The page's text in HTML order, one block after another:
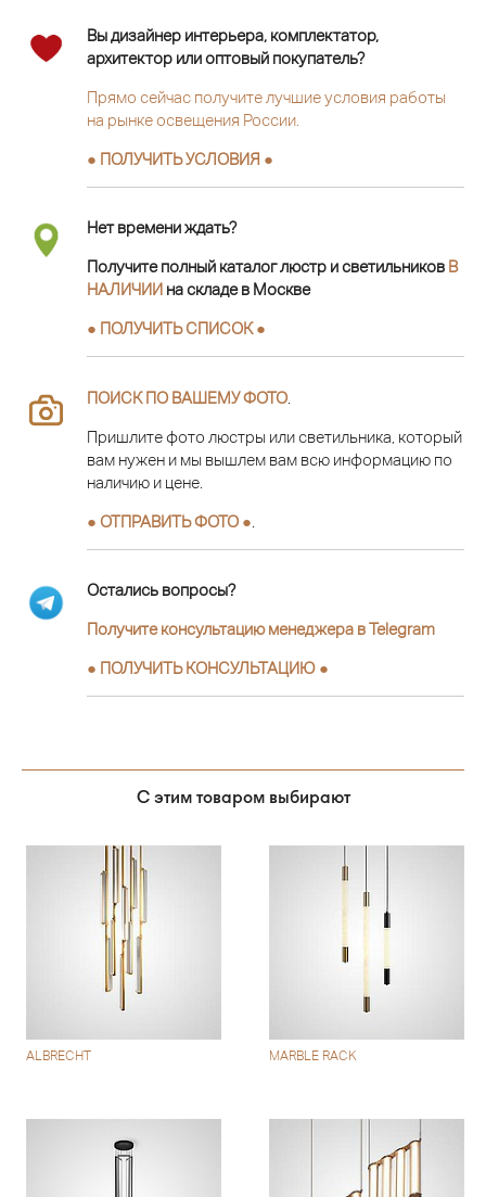
Вы дизайнер интерьера, комплектатор,
архитектор или оптовый покупатель?
Прямо сейчас получите лучшие условия работы
на рынке освещения России.
● ПОЛУЧИТЬ УСЛОВИЯ ●
Нет времени ждать?
Получите полный каталог люстр и светильников В
НАЛИЧИИ на складе в Москве
● ПОЛУЧИТЬ СПИСОК ●
ПОИСК ПО ВАШЕМУ ФОТО
Пришлите фото люстры или светильника, который
вам нужен и мы вышлем вам всю информацию по
наличию и цене.
● ОТПРАВИТЬ ФОТО ●
Остались вопросы?
Получите консультацию менеджера в Telegram
● ПОЛУЧИТЬ КОНСУЛЬТАЦИЮ ●
С этим товаром выбирают
ALBRECHT MARBLE RACK